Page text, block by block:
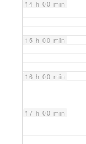
14 h 00 min
15 h 00 min
16 h 00 min
17 h 00 min